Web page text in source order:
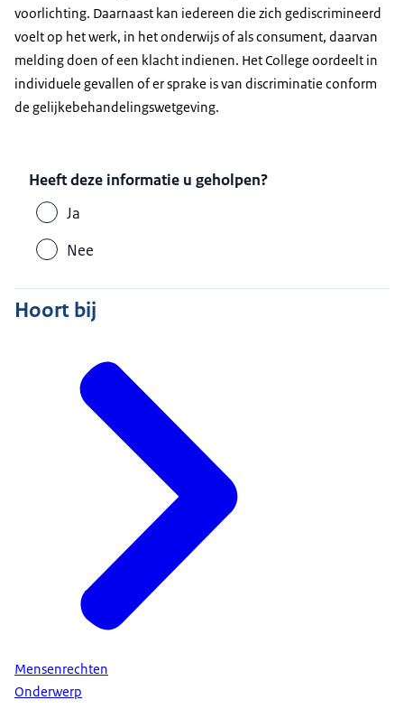
voorlichting. Daarnaast kan iedereen die zich gediscrimineerd
voelt op het werk, in het onderwijs of als consument, daarvan
melding doen of een klacht indienen. Het College oordeelt in
individuele gevallen of er sprake is van discriminatie conform
de gelijkebehandelingswetgeving.
Heeft deze informatie u geholpen?
Ja
Nee
Hoort bij
Mensenrechten
Onderwerp